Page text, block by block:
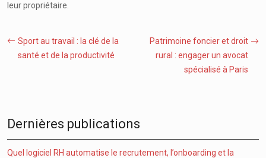
leur propriétaire.
Sport au travail : la clé de la
santé et de la productivité
Patrimoine foncier et droit
rural : engager un avocat
spécialisé à Paris
Dernières publications
Quel logiciel RH automatise le recrutement, l’onboarding et la